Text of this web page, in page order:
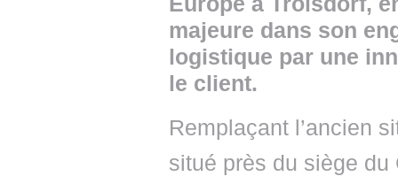
majeure dans son
logistique par une
le client.
Remplaçant l’ancien
situé près du siège